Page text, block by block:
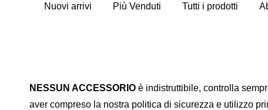
Nuovi arrivi Più Venduti Tutti i prodotti
NESSUN ACCESSORIO è indistruttibile, controlla
aver compreso la nostra politica di sicurezza e utilizzo